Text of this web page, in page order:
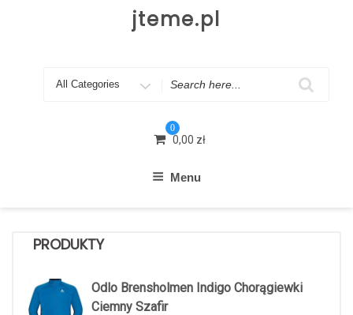
jteme.pl
Search
0
0,00 zł
Menu
PRODUKTY
Odlo Brensholmen Indigo Chorągiewki
Ciemny Szafir